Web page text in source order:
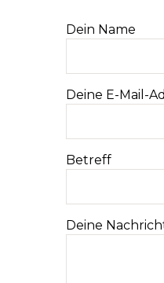
Dein Name
Deine E-Mail-
Betreff
Deine